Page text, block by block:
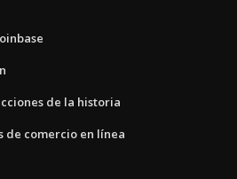
de la historia
de comercio en línea